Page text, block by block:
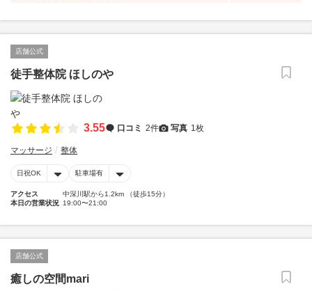
店舗公式
徒手整体院 ほしのや
3.55 口コミ 2件 写真 1枚
マッサージ 整体
日祝OK 駐車場有
アクセス
中深川駅から1.2km （徒歩15分）
本日の営業状況 19:00〜21:00
店舗公式
癒しの空間mari